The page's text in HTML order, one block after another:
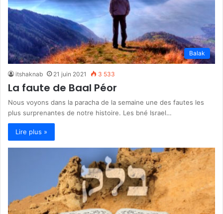
Balak
itshaknab 21 juin 2021 3 533
La faute de Baal Péor
Nous voyons dans la paracha de la semaine une des fautes les
plus surprenantes de notre histoire. Les bné Israel…
Lire plus »